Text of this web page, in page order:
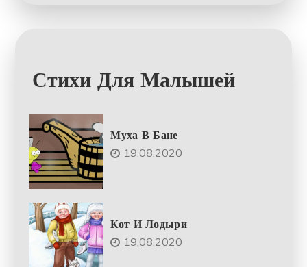
Стихи Для Малышей
Муха В Бане
19.08.2020
Кот И Лодыри
19.08.2020